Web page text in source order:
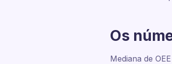
Os
Mediana de